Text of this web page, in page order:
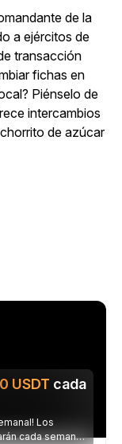
de la
a ejércitos de
transacción
fichas en
Piénselo de
intercambios
de azúcar
USDT cada
Los
cada semana